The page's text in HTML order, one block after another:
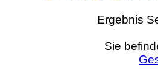
Ergebnis
Sie